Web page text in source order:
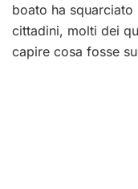
boato ha
cittadini, molti dei
capire cosa fosse